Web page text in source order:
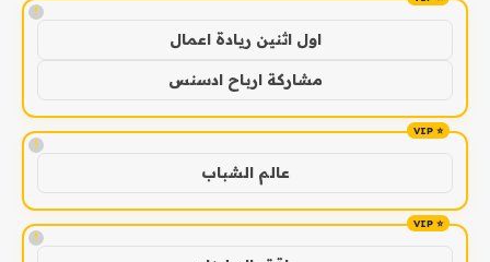
!
اول اثنين ريادة اعمال
مشاركة ارباح ادسنس
!
عالم الشباب
!